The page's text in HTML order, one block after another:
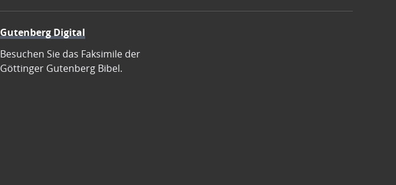
Gutenberg Digital
Besuchen Sie das Faksimile der
Göttinger Gutenberg Bibel.